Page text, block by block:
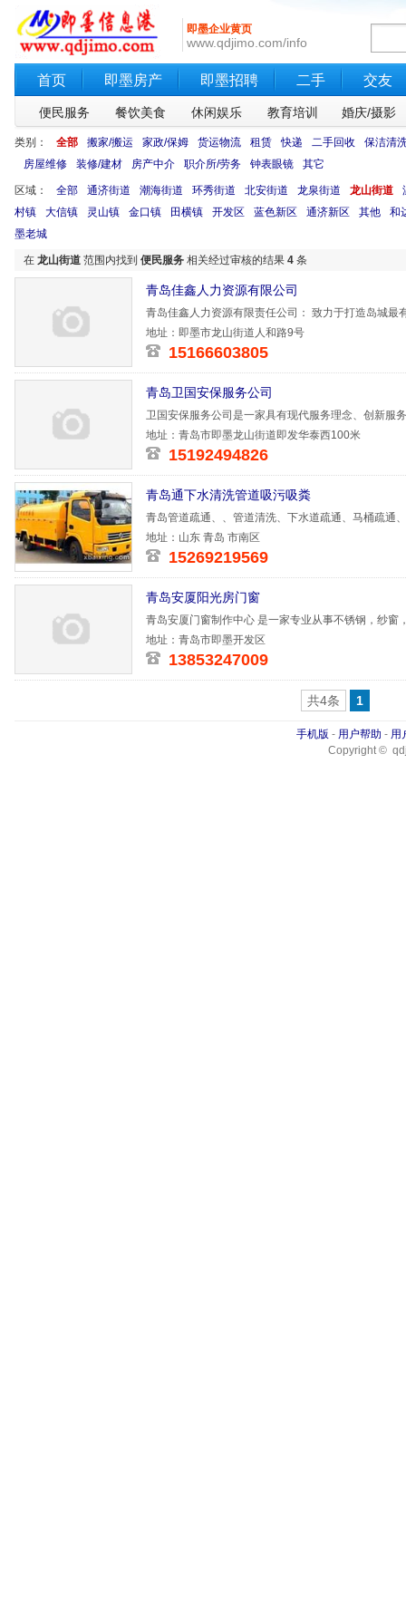
即墨企业黄页
www.qdjimo.com/info
首页 即墨房产 即墨招聘 二手 交友
便民服务 餐饮美食 休闲娱乐 教育培训 婚庆/摄影
类别： 全部 搬家/搬运 家政/保姆 货运物流 租赁 快递 二手回收
保洁清
房屋维修
装修/建材 房产中介 职介所/劳务 钟表眼镜 其它
区域： 全部 通济街道 潮海街道 环秀街道 北安街道 龙泉街道 龙山街道
村镇
大信镇 灵山镇 金口镇 田横镇 开发区 蓝色新区 通济新区 其他
和
墨老城
在 龙山街道 范围内找到 便民服务 相关经过审核的结果 4 条
青岛佳鑫人力资源有限公司
青岛佳鑫人力资源有限责任公司： 致力于打造岛城
作供您
地址：即墨市龙山街道人和路9号
15166603805
青岛卫国安保服务公司
卫国安保服务公司是一家具有现代服务理念、创新服
的安保服务
地址：青岛市即墨龙山街道即发华泰西100米
15192494826
青岛通下水清洗管道吸污吸粪
青岛管道疏通、、管道清洗、下水道疏通、马桶疏通
期的实践过
地址：山东 青岛 市南区
15269219569
青岛安厦阳光房门窗
青岛安厦门窗制作中心 是一家专业从事不锈钢，纱
纱窗、
地址：青岛市即墨开发区
13853247009
共4条 1
手机版 - 用户帮助 - 用
Copyright ©